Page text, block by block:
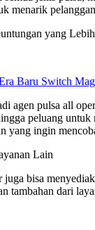
menarik
yang
Baru Switch
agen pulsa all
peluang
yang ingin
Lain
bisa
tambahan dari